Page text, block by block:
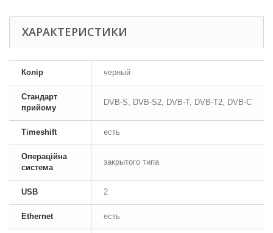
ХАРАКТЕРИСТИКИ
Колір черный
Стандарт
прийому
DVB-S, DVB-S2, DVB-T, DVB-T2, DVB-C
Timeshift есть
Операційна
система
закрытого типа
USB 2
Ethernet есть